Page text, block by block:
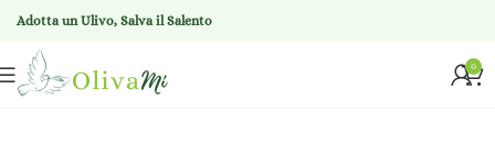
Adotta un Ulivo, Salva il Salento
0